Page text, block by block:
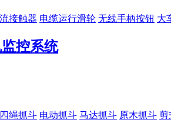
接触器 电缆运行滑轮 无线手柄按钮 大
控系统
四绳抓斗 电动抓斗 马达抓斗 原木抓斗 剪